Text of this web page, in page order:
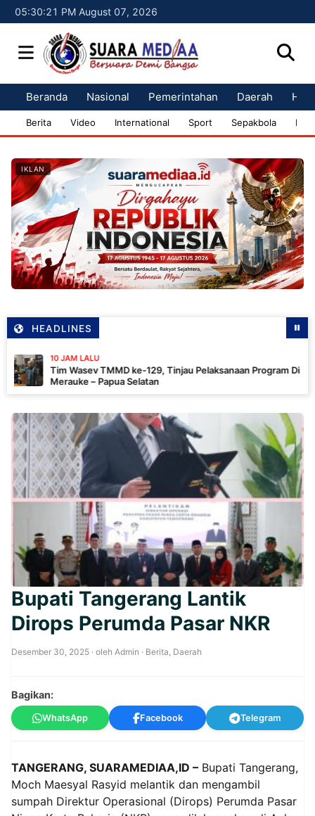
05:30:22 PM August 07, 2026
Beranda Nasional Pemerintahan Daerah
Berita Video International Sport Sepakbola
IKLAN
HEADLINES
JAM LALU
Wasev TMMD ke-129, Tinjau Pelaksanaan Program Di
– Papua Selatan
Bupati Tangerang Lantik
Dirops Perumda Pasar NKR
Desember 30, 2025 · oleh Admin · Berita, Daerah
Bagikan:
WhatsApp Facebook Telegram
TANGERANG, SUARAMEDIAA,ID – Bupati Tangerang,
Moch Maesyal Rasyid melantik dan mengambil
sumpah Direktur Operasional (Dirops) Perumda Pasar